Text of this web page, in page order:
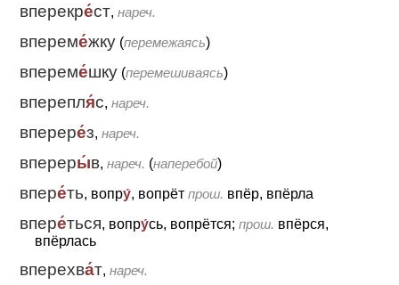
вперекре́ст, нареч.
впереме́жку (перемежаясь)
впереме́шку (перемешиваясь)
вперепля́с, нареч.
вперере́з, нареч.
впереры́в, нареч. (наперебой)
впере́ть, вопру́, вопрёт прош. впёр, впёрла
впере́ться, вопру́сь, вопрётся; прош. впёрся,
впёрлась
вперехва́т, нареч.